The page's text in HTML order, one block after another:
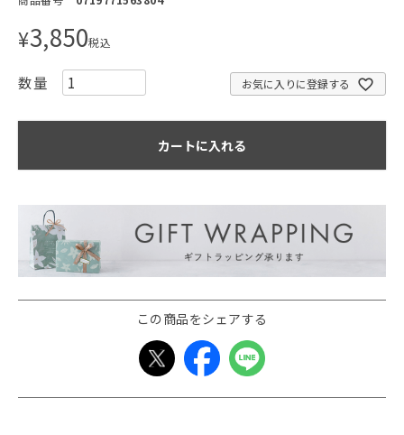
¥3,850税込
お気に入りに登録する
カートに入れる
この商品をシェアする